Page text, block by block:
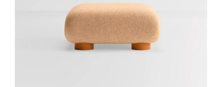
Outlet
Contact